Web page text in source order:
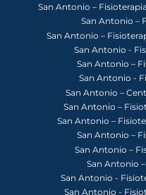
San Antonio –
San Antonio –
San Antonio –
San Antonio -
San Antonio –
San Antonio -
San Antonio –
San Antonio –
San Antonio –
San Antonio –
San Antonio –
San Antonio
San Antonio -
San Antonio -